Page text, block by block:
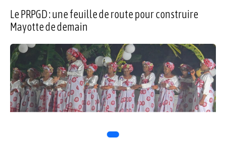
Le PRPGD : une feuille de route pour construire
Mayotte de demain